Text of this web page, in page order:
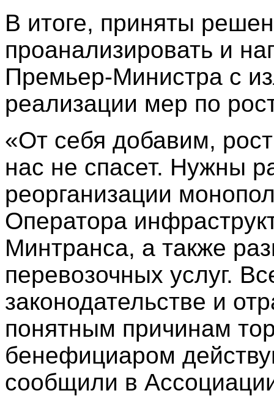
В итоге, приняты
проанализировать и
Премьер-Министра с
реализации мер по
«От себя добавим,
нас не спасет. Нужны
реорганизации
Оператора
Минтранса, а также
перевозочных услуг.
законодательстве и
понятным причинам
бенефициаром
сообщили в